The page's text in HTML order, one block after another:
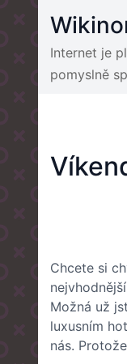
content
Internet je
pomyslně
Chcete si
Možná už
luxusním
nás.